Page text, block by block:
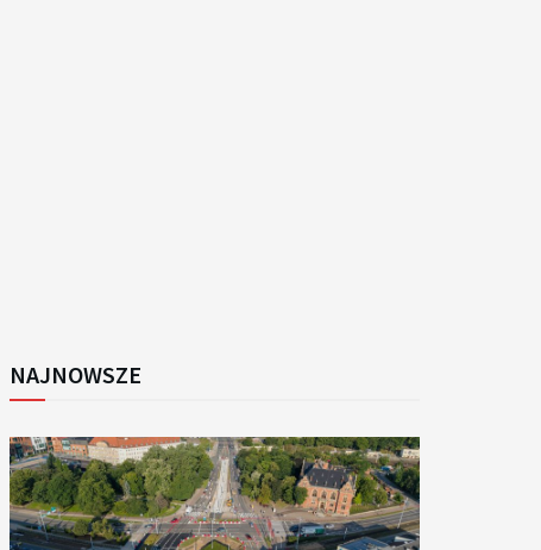
NAJNOWSZE